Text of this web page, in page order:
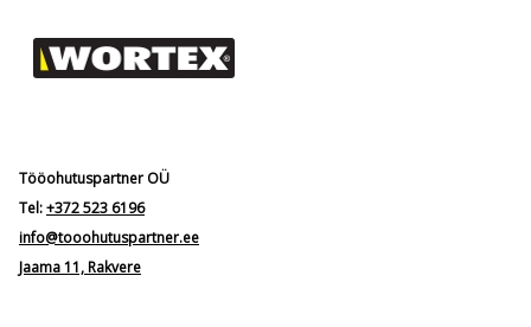
Tööohutuspartner OÜ
Tel:+372 523 6196
info@tooohutuspartner.ee
Jaama 11, Rakvere